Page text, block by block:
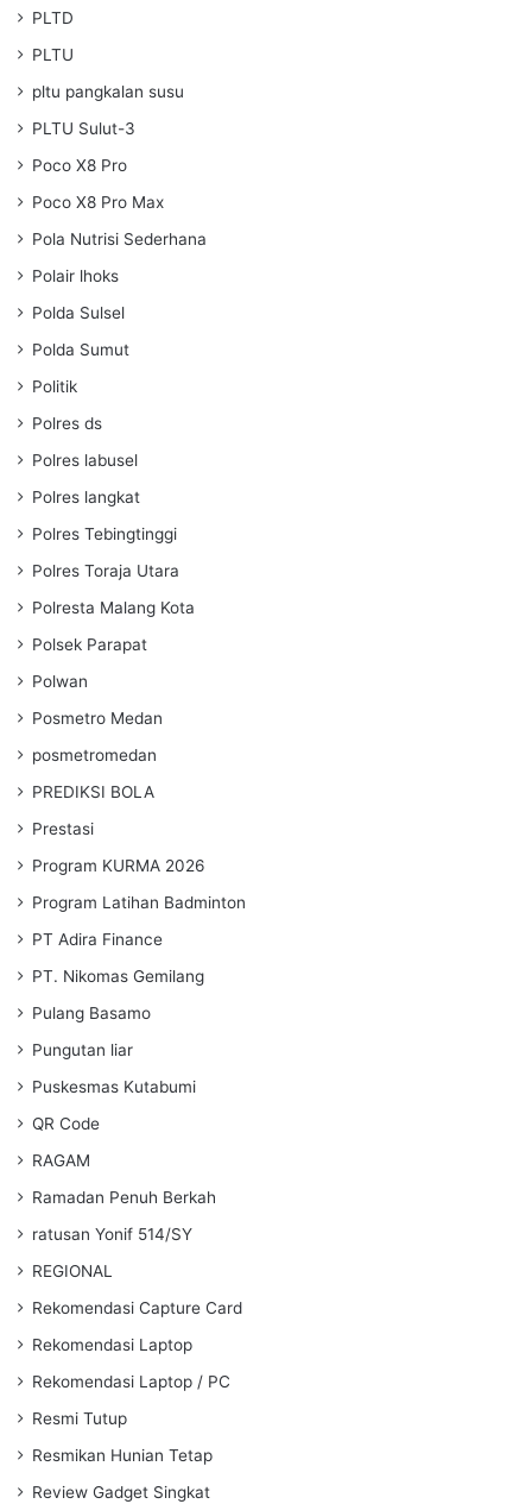
PLTD
PLTU
pltu pangkalan susu
PLTU Sulut-3
Poco X8 Pro
Poco X8 Pro Max
Pola Nutrisi Sederhana
Polair lhoks
Polda Sulsel
Polda Sumut
Politik
Polres ds
Polres labusel
Polres langkat
Polres Tebingtinggi
Polres Toraja Utara
Polresta Malang Kota
Polsek Parapat
Polwan
Posmetro Medan
posmetromedan
PREDIKSI BOLA
Prestasi
Program KURMA 2026
Program Latihan Badminton
PT Adira Finance
PT. Nikomas Gemilang
Pulang Basamo
Pungutan liar
Puskesmas Kutabumi
QR Code
RAGAM
Ramadan Penuh Berkah
ratusan Yonif 514/SY
REGIONAL
Rekomendasi Capture Card
Rekomendasi Laptop
Rekomendasi Laptop / PC
Resmi Tutup
Resmikan Hunian Tetap
Review Gadget Singkat